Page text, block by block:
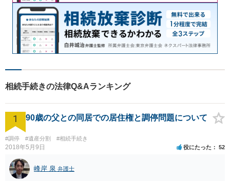
相続手続きの法律Q&Aランキング
1 90歳の父との同居での居住権と調停問題について
#調停 #遺産分割 #相続手続き
2018年5月9日 役にたった 52
峰岸 泉 弁護士